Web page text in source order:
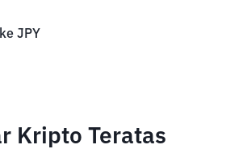
ke JPY
Kripto Teratas